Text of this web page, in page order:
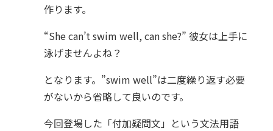
作ります。
“She can’t swim well, can she?” 彼女は上手に
泳げませんよね？
となります。”swim well”は二度繰り返す必要
がないから省略して良いのです。
今回登場した「付加疑問文」という文法用語